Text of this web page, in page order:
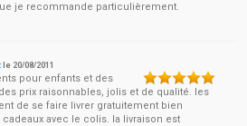
je recommande particulièrement.
le 20/08/2011
pour enfants et des
prix raisonnables, jolis et de qualité. les
de se faire livrer gratuitement bien
avec le colis. la livraison est